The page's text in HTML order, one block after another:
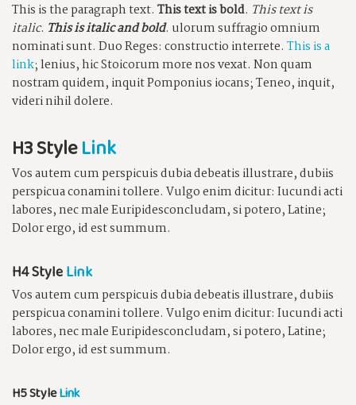
This is the paragraph text. This text is bold. This text is
italic. This is italic and bold. ulorum suffragio omnium
nominati sunt. Duo Reges: constructio interrete. This is a
link; lenius, hic Stoicorum more nos vexat. Non quam
nostram quidem, inquit Pomponius iocans; Teneo, inquit,
videri nihil dolere.
H3 StyleLink
Vos autem cum perspicuis dubia debeatis illustrare, dubiis
perspicua conamini tollere. Vulgo enim dicitur: Iucundi acti
labores, nec male Euripidesconcludam, si potero, Latine;
Dolor ergo, id est summum.
H4 StyleLink
Vos autem cum perspicuis dubia debeatis illustrare, dubiis
perspicua conamini tollere. Vulgo enim dicitur: Iucundi acti
labores, nec male Euripidesconcludam, si potero, Latine;
Dolor ergo, id est summum.
H5 StyleLink